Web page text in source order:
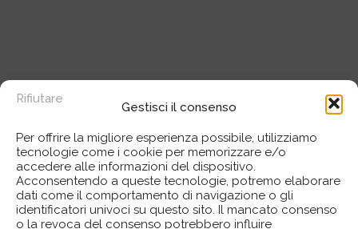
Gestisci il consenso
Per offrire la migliore esperienza possibile, utilizziamo
tecnologie come i cookie per memorizzare e/o
accedere alle informazioni del dispositivo.
Acconsentendo a queste tecnologie, potremo elaborare
dati come il comportamento di navigazione o gli
identificatori univoci su questo sito. Il mancato consenso
o la revoca del consenso potrebbero influire
Rifiutare